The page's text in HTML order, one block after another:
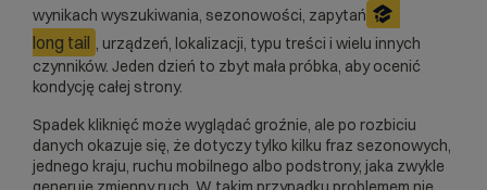
wynikach wyszukiwania, sezonowości, zapytań
long tail , urządzeń, lokalizacji, typu treści i wielu innych
czynników. Jeden dzień to zbyt mała próbka, aby ocenić
kondycję całej strony.
Spadek kliknięć może wyglądać groźnie, ale po rozbiciu
danych okazuje się, że dotyczy tylko kilku fraz sezonowych,
jednego kraju, ruchu mobilnego albo podstrony, jaka zwykle